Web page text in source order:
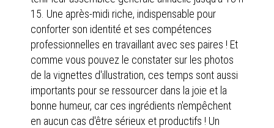
15. Une après-midi riche, indispensable pour
conforter son identité et ses compétences
professionnelles en travaillant avec ses paires ! Et
comme vous pouvez le constater sur les photos
de la vignettes d'illustration, ces temps sont aussi
importants pour se ressourcer dans la joie et la
bonne humeur, car ces ingrédients n'empêchent
en aucun cas d'être sérieux et productifs ! Un